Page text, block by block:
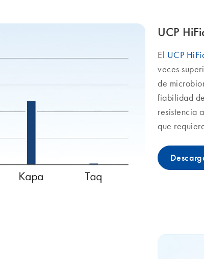
UCP
El UCP
veces
de
fiabilidad
resistencia
que